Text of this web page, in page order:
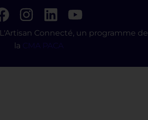
Connecté, un programme de
la CMA PACA